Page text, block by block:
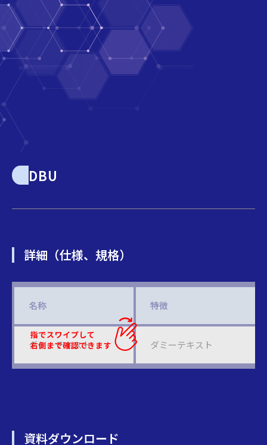
DBU
詳細（仕様、規格）
名称 特徴
ダミーテキスト ダミーテキスト
資料ダウンロード